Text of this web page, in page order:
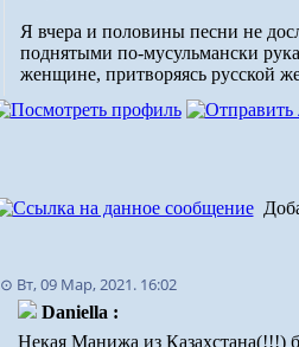
Я вчера и половины песни не
поднятыми по-мусульмански
женщине, притворяясь русской
⊙ Вт, 09 Мар, 2021. 16:02
Daniella :
Некая Манижа из Казахстана(!!!)